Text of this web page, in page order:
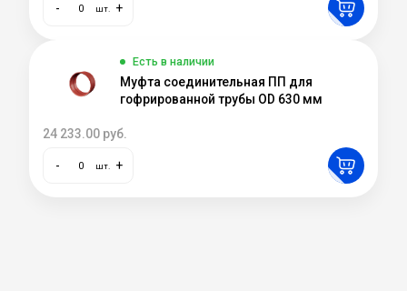
- шт. +
Есть в наличии
Муфта соединительная ПП для
гофрированной трубы OD 630 мм
24 233.00 руб.
- шт. +